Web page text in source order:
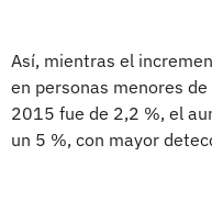
Así, mientras el
en personas menores
2015 fue de 2,2 %, el
un 5 %, con mayor